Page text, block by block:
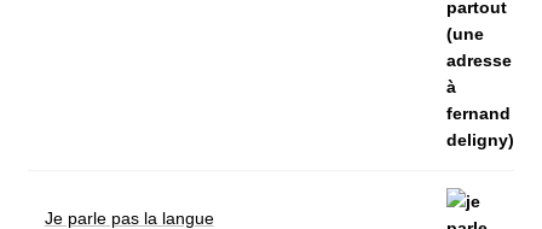
Je parle pas la langue